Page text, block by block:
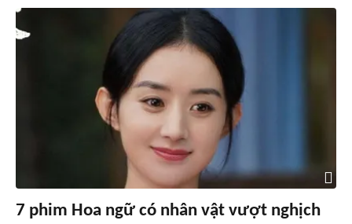
7 phim Hoa ngữ có nhân vật vượt nghịch